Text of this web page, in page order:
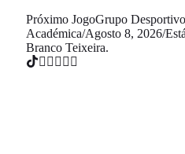
Próximo JogoGrupo
Académica/Agosto 8, 2026/
Branco Teixeira.